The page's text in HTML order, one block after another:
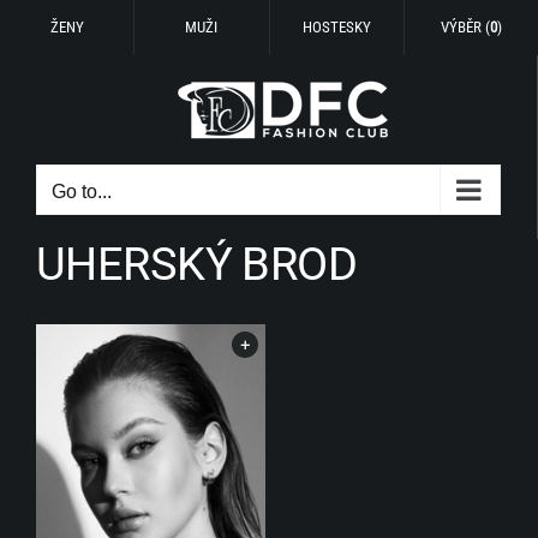
ŽENY MUŽI HOSTESKY VÝBĚR (0)
Go to...
UHERSKÝ BROD
+